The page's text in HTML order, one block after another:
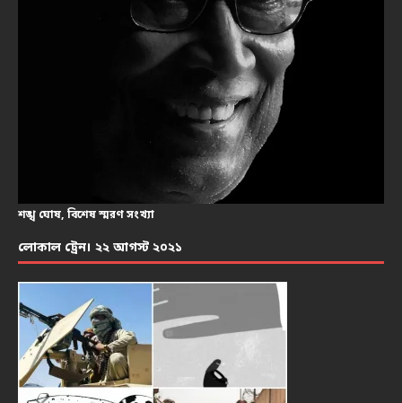
শঙ্খ ঘোষ, বিশেষ স্মরণ সংখ্যা
লোকাল ট্রেন। ২২ আগস্ট ২০২১